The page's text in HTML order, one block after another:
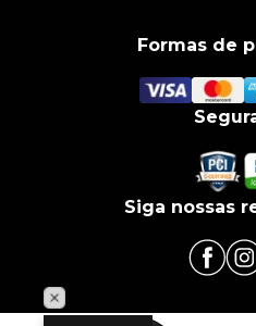
Formas de
Siga nossas